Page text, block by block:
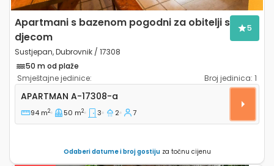
Apartmani s bazenom pogodni za obitelji s
djecom
Sustjepan, Dubrovnik / 17308
5
50 m od plaže
Smještajne jedinice:
Broj jedinica: 1
Trosobni apartman Sustjepan, Dubrovnik A-17308-a
APARTMAN A-17308-a
94 m2 50 m2 3 2 7
Odaberi datume i broj gostijuza točnu cijenu